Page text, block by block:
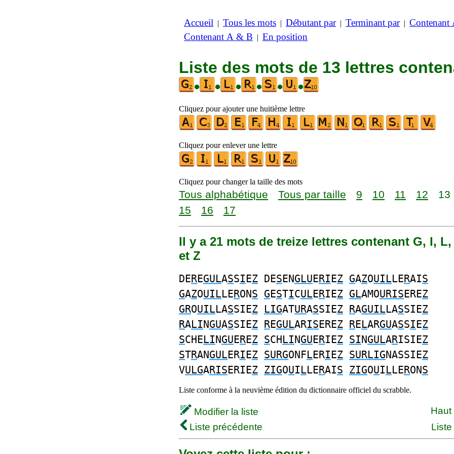
Accueil | Tous les mots | Débutant par| Terminant par| Contenant
Contenant A & B | En position
Liste des mots de 13 lettres
•
• • • • •
Cliquez pour ajouter une huitième lettre
Cliquez pour enlever une lettre
Cliquez pour changer la taille des mots
Tous alphabétique Tous par taille 9 10 11 12 13
15
16 17
Il y a 21 mots de treize lettres contenant G, I, L,
et Z
DEREGULASSIEZ DESENGLUERIEZ GAZOUILLERAIS
GAZOUILLERONS GESTICULERIEZ GLAMOURISEREZ
GROUILLASSIEZ LIGATURASSIEZ RAGUILLASSIEZ
RALINGUASSIEZ REGULARISEREZ RELARGUASSIEZ
SCHELINGUEREZ SCHLINGUERIEZ SINGULARISIEZ
STRANGULERIEZ SURGONFLERIEZ SURLIGNASSIEZ
VULGARISERIEZ ZIGOUILLERAIS ZIGOUILLERONS
Liste conforme à la neuvième édition du dictionnaire officiel du scrabble.
Modifier la liste
Haut
Liste précédente